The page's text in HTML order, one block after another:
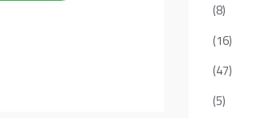
(8)
(16)
(47)
(5)